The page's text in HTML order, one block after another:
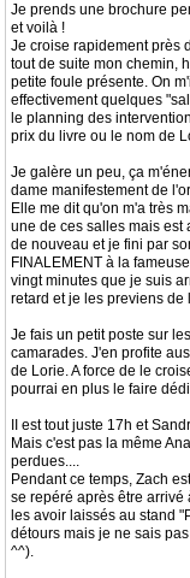
Je prends une brochure
et voilà !
Je croise rapidement près
tout de suite mon chemin,
petite foule présente. On
effectivement quelques
le planning des
prix du livre ou le nom de
Je galère un peu, ça
dame manifestement de
Elle me dit qu'on m'a très
une de ces salles mais est
de nouveau et je fini par
FINALEMENT à la
vingt minutes que je suis
retard et je les previens de
Je fais un petit poste sur
camarades. J'en profite
de Lorie. A force de le
pourrai en plus le faire
II est tout juste 17h et
Mais c'est pas la même
perdues....
Pendant ce temps, Zach
se repéré après être arrivé
les avoir laissés au stand
détours mais je ne sais
^^).